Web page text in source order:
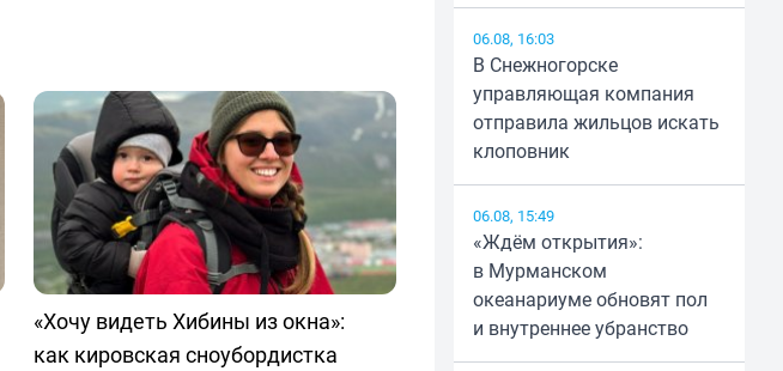
«Хочу видеть Хибины из окна»:
как кировская сноубордистка
06.08, 16:03
В Снежногорске
управляющая компания
отправила жильцов искать
клоповник
06.08, 15:49
«Ждём открытия»:
в Мурманском
океанариуме обновят пол
и внутреннее убранство